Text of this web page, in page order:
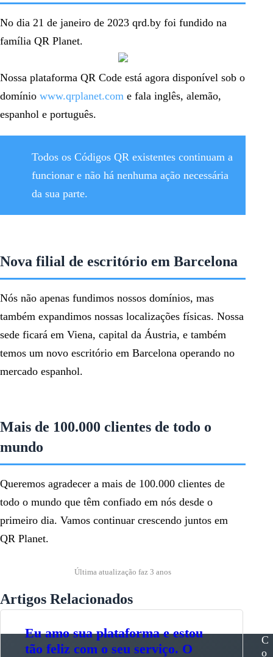
No dia 21 de janeiro de 2023 qrd.by foi fundido na
família QR Planet.
Nossa plataforma QR Code está agora disponível sob o
domínio www.qrplanet.com e fala inglês, alemão,
espanhol e português.
Todos os Códigos QR existentes continuam a
funcionar e não há nenhuma ação necessária
da sua parte.
Nova filial de escritório em Barcelona
Nós não apenas fundimos nossos domínios, mas
também expandimos nossas localizações físicas. Nossa
sede ficará em Viena, capital da Áustria, e também
temos um novo escritório em Barcelona operando no
mercado espanhol.
Mais de 100.000 clientes de todo o
mundo
Queremos agradecer a mais de 100.000 clientes de
todo o mundo que têm confiado em nós desde o
primeiro dia. Vamos continuar crescendo juntos em
QR Planet.
Última atualização faz 3 anos
Artigos Relacionados
Eu amo sua plataforma e estou
tão feliz com o seu serviço. O
C
o